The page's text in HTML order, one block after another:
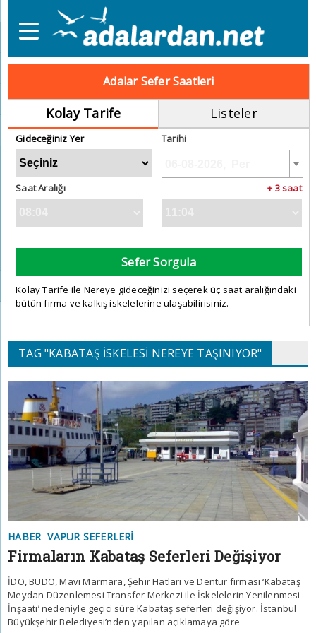
Adalar Sefer Saatleri
Kolay Tarife Listeler
Gideceğiniz Yer Tarihi
Saat Aralığı + 3 saat
Sefer Sorgula
Kolay Tarife ile Nereye gideceğinizi seçerek üç saat aralığındaki
bütün firma ve kalkış iskelelerine ulaşabilirisiniz.
TAG "KABATAŞ ISKELESI NEREYE TAŞINIYOR"
HABER VAPUR SEFERLERI
Firmaların Kabataş Seferleri Değişiyor
İDO, BUDO, Mavi Marmara, Şehir Hatları ve Dentur firması ‘Kabataş
Meydan Düzenlemesi Transfer Merkezi ile İskelelerin Yenilenmesi
İnşaatı’ nedeniyle geçici süre Kabataş seferleri değişiyor. İstanbul
Büyükşehir Belediyesi’nden yapılan açıklamaya göre